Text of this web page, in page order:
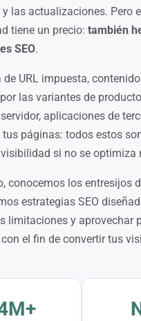
las actualizaciones. Pero
tiene un precio: también
SEO.
de URL impuesta,
las variantes de
aplicaciones de
páginas: todos estos
si no se optimiza
conocemos los entresijos
estrategias SEO
limitaciones y aprovechar
el fin de convertir tus